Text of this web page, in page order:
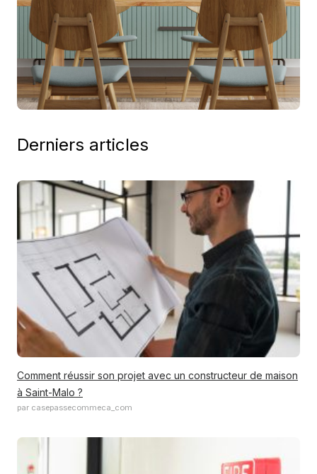
Derniers articles
Comment réussir son projet avec un constructeur de maison
à Saint-Malo ?
par casepassecommeca_com